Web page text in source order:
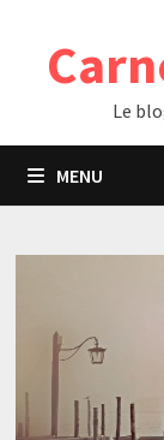
contenu
Le
MENU